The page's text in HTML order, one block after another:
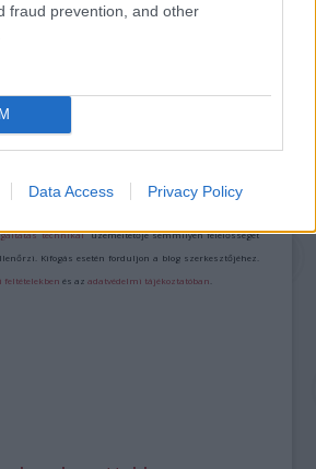
fraud prevention, and other
Data Access Privacy Policy
A GYERE, TE BÁRKI – AZ ÚJ
címe:
technikaiüzemeltetője semmilyen felelősséget
Kifogás esetén forduljon a blog szerkesztőjéhez.
és azadatvédelmi tájékoztatóban